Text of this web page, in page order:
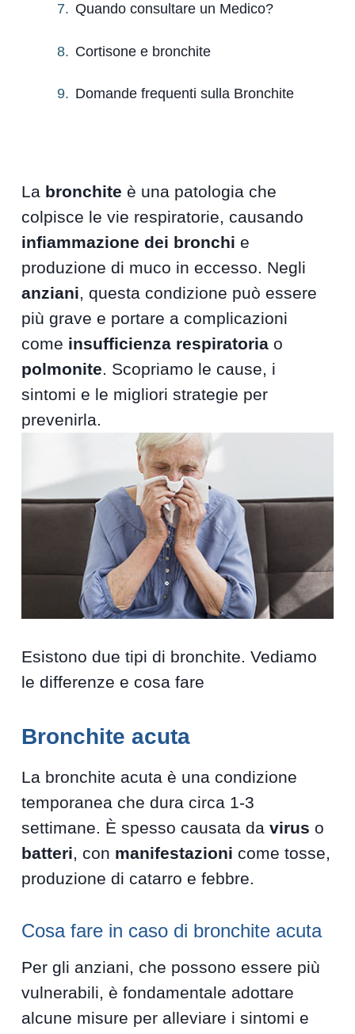
Quando consultare un Medico?
Cortisone e bronchite
Domande frequenti sulla Bronchite
La bronchite è una patologia che
colpisce le vie respiratorie, causando
infiammazione dei bronchi e
produzione di muco in eccesso. Negli
anziani, questa condizione può essere
più grave e portare a complicazioni
come insufficienza respiratoria o
polmonite. Scopriamo le cause, i
sintomi e le migliori strategie per
prevenirla.
Esistono due tipi di bronchite. Vediamo
le differenze e cosa fare
Bronchite acuta
La bronchite acuta è una condizione
temporanea che dura circa 1-3
settimane. È spesso causata davirus o
batteri, con manifestazioni come tosse,
produzione di catarro e febbre.
Cosa fare in caso di bronchite acuta
Per gli anziani, che possono essere più
vulnerabili, è fondamentale adottare
alcune misure per alleviare i sintomi e